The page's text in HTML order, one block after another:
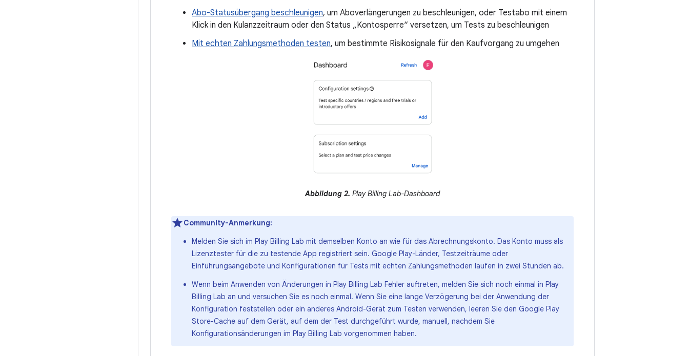
Abo-Statusübergang beschleunigen, um Aboverlängerungen zu beschleunigen, oder Testabo mit einem
Klick in den Kulanzzeitraum oder den Status „Kontosperre“ versetzen, um Tests zu beschleunigen
Mit echten Zahlungsmethoden testen, um bestimmte Risikosignale für den Kaufvorgang zu umgehen
Abbildung 2. Play Billing Lab-Dashboard
Community-Anmerkung:
Melden Sie sich im Play Billing Lab mit demselben Konto an wie für das Abrechnungskonto. Das Konto muss als
Lizenztester für die zu testende App registriert sein. Google Play-Länder, Testzeiträume oder
Einführungsangebote und Konfigurationen für Tests mit echten Zahlungsmethoden laufen in zwei Stunden ab.
Wenn beim Anwenden von Änderungen in Play Billing Lab Fehler auftreten, melden Sie sich noch einmal in Play
Billing Lab an und versuchen Sie es noch einmal. Wenn Sie eine lange Verzögerung bei der Anwendung der
Konfiguration feststellen oder ein anderes Android-Gerät zum Testen verwenden, leeren Sie den Google Play
Store-Cache auf dem Gerät, auf dem der Test durchgeführt wurde, manuell, nachdem Sie
Konfigurationsänderungen im Play Billing Lab vorgenommen haben.